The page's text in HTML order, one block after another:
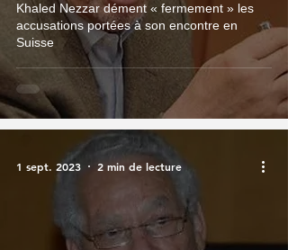
Khaled Nezzar dément « fermement » les
accusations portées à son encontre en
Suisse
1 sept. 2023 2 min de lecture